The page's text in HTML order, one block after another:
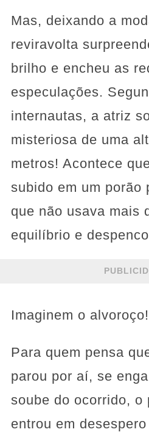
Mas, deixando a
reviravolta
brilho e encheu as
especulações.
internautas, a atriz
misteriosa de uma
metros! Acontece
subido em um porão
que não usava mais
equilíbrio e
Imaginem o alvoroço!
Para quem pensa
parou por aí, se
soube do ocorrido, o
entrou em